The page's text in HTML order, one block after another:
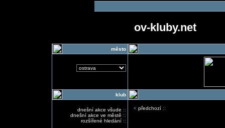
ov-kluby.net
město
klub
dnešní akce všude ::
dnešní akce ve městě ::
rozšířené hledání::
< předchozí::